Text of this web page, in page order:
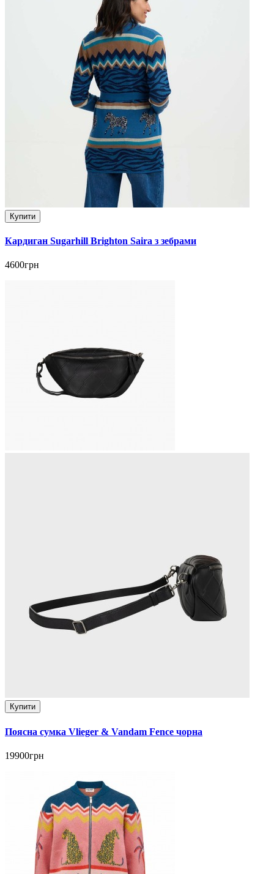
Купити
Кардиган Sugarhill Brighton Saira з зебрами
4600грн
Купити
Поясна сумка Vlieger & Vandam Fence чорна
19900грн